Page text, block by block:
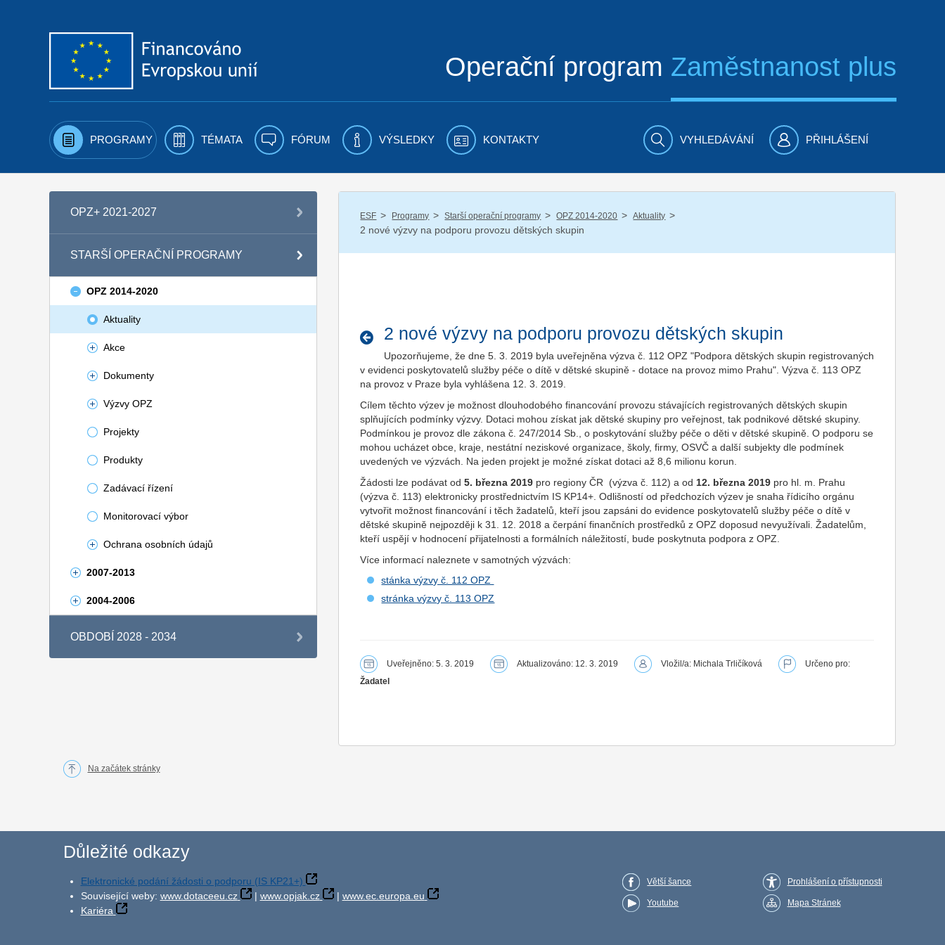
Operační program Zaměstnanost plus
PROGRAMY TÉMATA FÓRUM VÝSLEDKY KONTAKTY VYHLEDÁVÁNÍ PŘIHLÁŠENÍ
OPZ+ 2021-2027
STARŠÍ OPERAČNÍ PROGRAMY
OPZ 2014-2020
Aktuality
Akce
Dokumenty
Výzvy OPZ
Projekty
Produkty
Zadávací řízení
Monitorovací výbor
Ochrana osobních údajů
2007-2013
2004-2006
OBDOBÍ 2028 - 2034
ESF / Programy / Starší operační programy / OPZ 2014-2020 / Aktuality /
2 nové výzvy na podporu provozu dětských skupin
2 nové výzvy na podporu provozu dětských skupin
Upozorňujeme, že dne 5. 3. 2019 byla uveřejněna výzva č. 112 OPZ "Podpora dětských skupin registrovaných
v evidenci poskytovatelů služby péče o dítě v dětské skupině - dotace na provoz mimo Prahu". Výzva č. 113 OPZ
na provoz v Praze byla vyhlášena 12. 3. 2019.
Cílem těchto výzev je možnost dlouhodobého financování provozu stávajících registrovaných dětských skupin
splňujících podmínky výzvy. Dotaci mohou získat jak dětské skupiny pro veřejnost, tak podnikové dětské skupiny.
Podmínkou je provoz dle zákona č. 247/2014 Sb., o poskytování služby péče o děti v dětské skupině. O podporu se
mohou ucházet obce, kraje, nestátní neziskové organizace, školy, firmy, OSVČ a další subjekty dle podmínek
uvedených ve výzvách. Na jeden projekt je možné získat dotaci až 8,6 milionu korun.
Žádosti lze podávat od5. března 2019 pro regiony ČR (výzva č. 112) a od 12. března 2019 pro hl. m. Prahu
(výzva č. 113) elektronicky prostřednictvím IS KP14+. Odlišností od předchozích výzev je snaha řídicího orgánu
vytvořit možnost financování i těch žadatelů, kteří jsou zapsáni do evidence poskytovatelů služby péče o dítě v
dětské skupině nejpozději k 31. 12. 2018 a čerpání finančních prostředků z OPZ doposud nevyužívali. Žadatelům,
kteří uspějí v hodnocení přijatelnosti a formálních náležitostí, bude poskytnuta podpora z OPZ.
Více informací naleznete v samotných výzvách:
stánka výzvy č. 112 OPZ
stránka výzvy č. 113 OPZ
Uveřejněno: 5. 3. 2019 Aktualizováno: 12. 3. 2019 Vložil/a: Michala Trličíková
Určeno pro:
Žadatel
Na začátek stránky
Důležité odkazy
Elektronické podání žádosti o podporu (IS KP21+)
Související weby: www.dotaceeu.cz | www.opjak.cz | www.ec.europa.eu
Kariéra
Větší šance
Youtube
Prohlášení o přístupnosti
Mapa Stránek